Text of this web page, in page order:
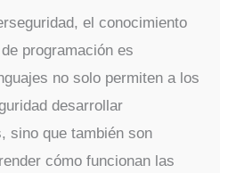
el conocimiento
programación es
no solo permiten a los
desarrollar
sino que también son
cómo funcionan las